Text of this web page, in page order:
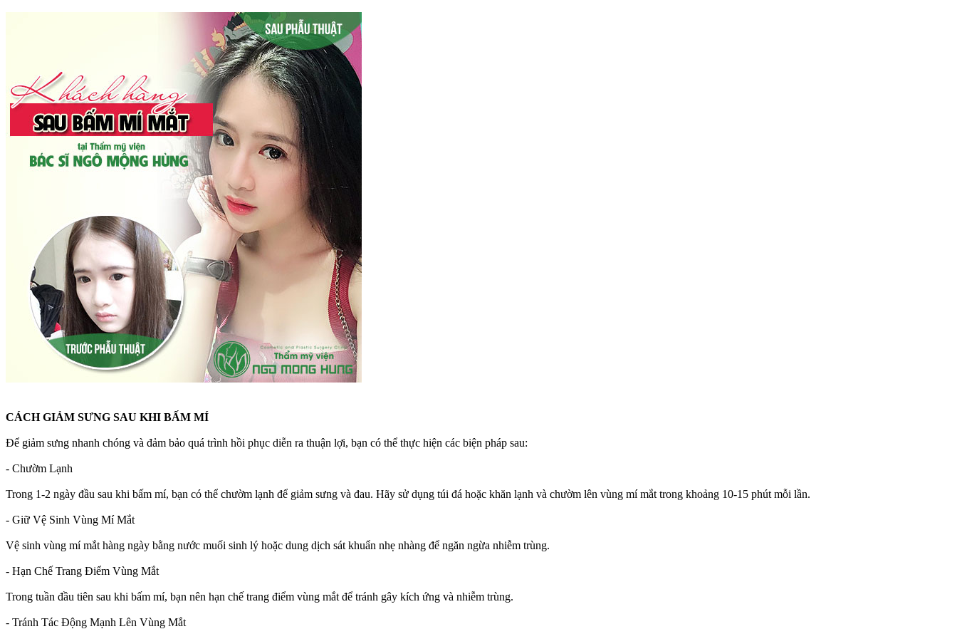
CÁCH GIẢM SƯNG SAU KHI BẤM MÍ
Để giảm sưng nhanh chóng và đảm bảo quá trình hồi phục diễn ra thuận lợi, bạn có thể thực hiện các biện pháp sau:
- Chườm Lạnh
Trong 1-2 ngày đầu sau khi bấm mí, bạn có thể chườm lạnh để giảm sưng và đau. Hãy sử dụng túi đá hoặc khăn lạnh và chườm lên vùng mí mắt trong khoảng 10-15 phút mỗi lần.
- Giữ Vệ Sinh Vùng Mí Mắt
Vệ sinh vùng mí mắt hàng ngày bằng nước muối sinh lý hoặc dung dịch sát khuẩn nhẹ nhàng để ngăn ngừa nhiễm trùng.
- Hạn Chế Trang Điểm Vùng Mắt
Trong tuần đầu tiên sau khi bấm mí, bạn nên hạn chế trang điểm vùng mắt để tránh gây kích ứng và nhiễm trùng.
- Tránh Tác Động Mạnh Lên Vùng Mắt